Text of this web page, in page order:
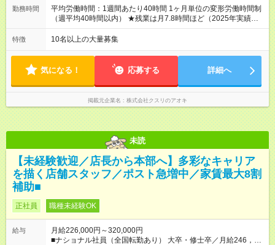
プ！ 職務内容に応じて給与が支払われ、昇格試験なく役職に就
いた時点で年収がUPする制度です。 約4割の社員が入社3年目で
できます。 ＝＝＝＝＝＝＝＝＝＝＝＝＝＝ 【試用期間】試用期
間なし
勤務時間
平均労働時間：1週間あたり40時間 1ヶ月単位の変形労働時間制
（週平均40時間以内） ★残業は月7.8時間ほど（2025年実績）
＜店舗の基本営業時間＞ 9時～22時 ※勤務時間は店舗により異
なります。 ＜シフト例＞ 早番：8時00分～17時00分 中番：11
1ヶ月単位の変形労働時間制（週平均40時間以内） ★残業は月
7.8時間ほど（2025年実績） ＜店舗の基本営業時間＞ 9時～22
時 ※勤務時間は店舗により異なります。 ＜シフト例＞ 早番：8
時00分～17時00分 中番：11時～20時 遅番：13時～22時
特徴 10名以上の大量募集
気になる！ 応募する 詳細へ
掲載元企業名 株式会社クスリのアオキ
未読
【未経験歓迎／店長から本部へ】多彩なキャリア
を描く店舗スタッフ／ポスト急増中／家賃最大8割
補助■
正社員 職種未経験OK
給与
月給226,000円～320,000円
■ナショナル社員（全国転勤あり） 大卒・修士卒／月給246，